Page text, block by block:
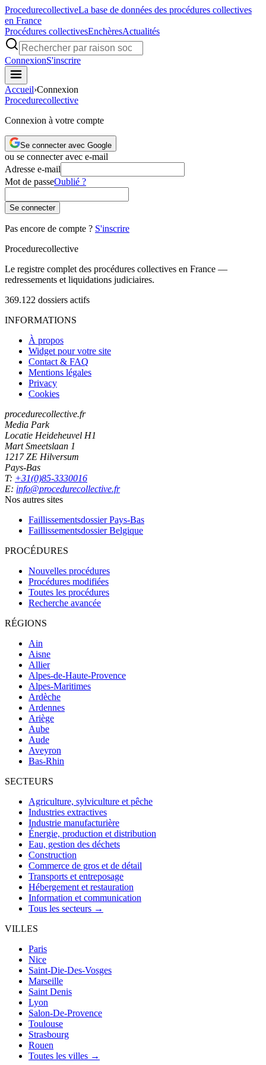
ProcedurecollectiveLa base de données des procédures collectives
en France
Procédures collectivesEnchèresActualités
ConnexionS'inscrire
Accueil›Connexion
Procedurecollective
Connexion à votre compte
Se connecter avec Google
ou se connecter avec e-mail
Adresse e-mail
Mot de passeOublié ?
Se connecter
Pas encore de compte ? S'inscrire
Procedurecollective
Le registre complet des procédures collectives en France —
redressements et liquidations judiciaires.
369.122 dossiers actifs
INFORMATIONS
À propos
Widget pour votre site
Contact & FAQ
Mentions légales
Privacy
Cookies
procedurecollective.fr
Media Park
Locatie Heideheuvel H1
Mart Smeetslaan 1
1217 ZE Hilversum
Pays-Bas
T: +31(0)85-3330016
E: info@procedurecollective.fr
Nos autres sites
Faillissementsdossier Pays-Bas
Faillissementsdossier Belgique
PROCÉDURES
Nouvelles procédures
Procédures modifiées
Toutes les procédures
Recherche avancée
RÉGIONS
Ain
Aisne
Allier
Alpes-de-Haute-Provence
Alpes-Maritimes
Ardèche
Ardennes
Ariège
Aube
Aude
Aveyron
Bas-Rhin
SECTEURS
Agriculture, sylviculture et pêche
Industries extractives
Industrie manufacturière
Énergie, production et distribution
Eau, gestion des déchets
Construction
Commerce de gros et de détail
Transports et entreposage
Hébergement et restauration
Information et communication
Tous les secteurs →
VILLES
Paris
Nice
Saint-Die-Des-Vosges
Marseille
Saint Denis
Lyon
Salon-De-Provence
Toulouse
Strasbourg
Rouen
Toutes les villes →